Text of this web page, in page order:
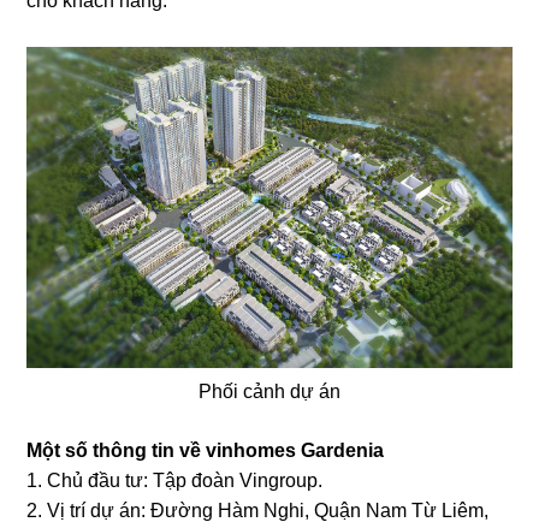
Phối cảnh dự án
Một số thông tin về vinhomes Gardenia
1. Chủ đầu tư: Tập đoàn Vingroup.
2. Vị trí dự án: Đường Hàm Nghi, Quận Nam Từ Liêm,